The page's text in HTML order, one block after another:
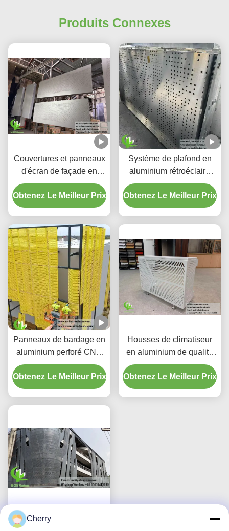
Produits Connexes
Couvertures et panneaux
d'écran de façade en
aluminium perforé à
dégradé personnalisé
Obtenez Le Meilleur Prix
Système de plafond en
aluminium rétroéclairé
perforé personnalisé avec
boîtier LED intégré et
motifs de découpe laser
Obtenez Le Meilleur Prix
Panneaux de bardage en
aluminium perforé CNC
personnalisés avec
alliage 3003 H14/H24 et
revêtement PVDF pour
Obtenez Le Meilleur Prix
Housses de climatiseur
en aluminium de qualité
supérieure | Écrans de
protection décoratifs
Obtenez Le Meilleur Prix
Panneau en aluminium
Cherry